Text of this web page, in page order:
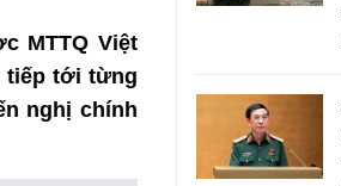
MTTQ Việt
tiếp tới từng
nghị chính